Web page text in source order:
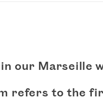
our Marseille
refers to the